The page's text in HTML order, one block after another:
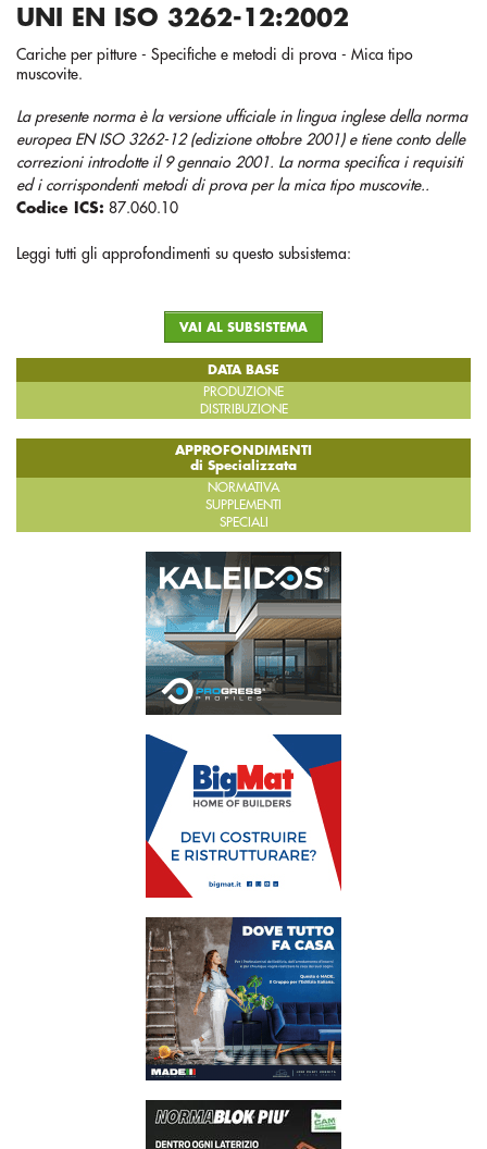
UNI EN ISO 3262-12:2002
Cariche per pitture - Specifiche e metodi di prova - Mica tipo
muscovite.
La presente norma è la versione ufficiale in lingua inglese della norma
europea EN ISO 3262-12 (edizione ottobre 2001) e tiene conto delle
correzioni introdotte il 9 gennaio 2001. La norma specifica i requisiti
ed i corrispondenti metodi di prova per la mica tipo muscovite..
Codice ICS: 87.060.10
Leggi tutti gli approfondimenti su questo subsistema:
VAI AL SUBSISTEMA
DATA BASE
PRODUZIONE
DISTRIBUZIONE
APPROFONDIMENTI
di Specializzata
NORMATIVA
SUPPLEMENTI
SPECIALI